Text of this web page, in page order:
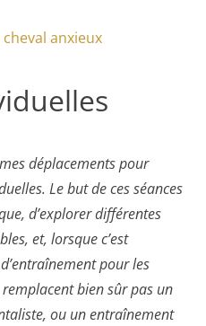
anxieux
déplacements pour
Le but de ces séances
d’explorer différentes
et, lorsque c’est
pour les
bien sûr pas un
ou un entraînement